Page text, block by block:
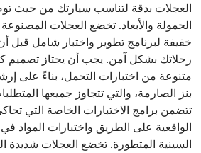
العجلات بدقة لتناسب سيارتك من حيث
الحمولة والأبعاد. تخضع العجلات
خفيفة لبرنامج تطوير واختبار شامل قبل
رحلاتك بشكل آمن. يجب أن يجتاز
متنوعة من اختبارات التحمل، بناءً على
بنز الصارمة، والتي تتجاوز جميعها
تتضمن برامج الاختبارات الخاصة التي
الواقعية على الطريق واختبارات المواد
السينية المتطورة. تخضع العجلات شديدة